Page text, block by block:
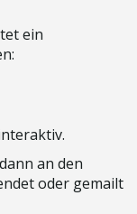
ein
an den
oder gemailt